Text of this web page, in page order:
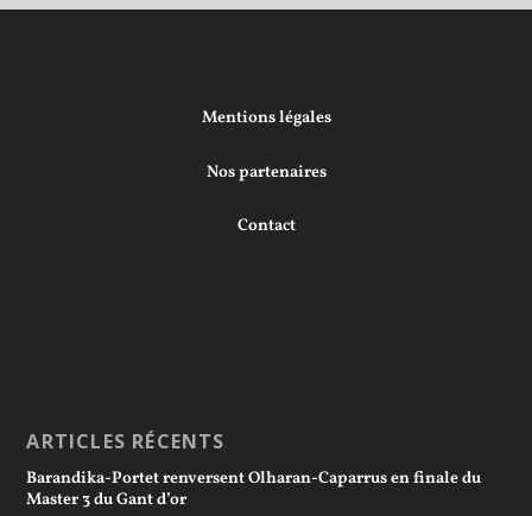
Mentions légales
Nos partenaires
Contact
ARTICLES RÉCENTS
Barandika-Portet renversent Olharan-Caparrus en finale du
Master 3 du Gant d’or